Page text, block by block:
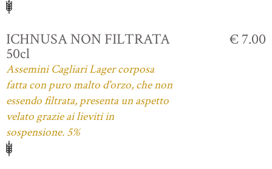
ICHNUSA NON FILTRATA
50cl
Assemini Cagliari Lager corposa
fatta con puro malto d'orzo, che non
essendo filtrata, presenta un aspetto
velato grazie ai lieviti in
sospensione. 5%
€ 7.00